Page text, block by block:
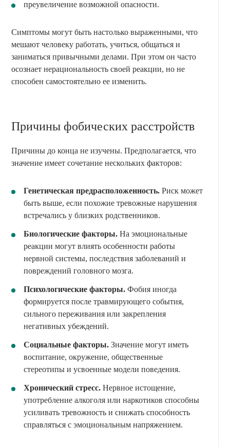
преувеличение возможной опасности.
Симптомы могут быть настолько выраженными, что
мешают человеку работать, учиться, общаться и
заниматься привычными делами. При этом он часто
осознает нерациональность своей реакции, но не
способен самостоятельно ее изменить.
Причины фобических расстройств
Причины до конца не изучены. Предполагается, что
значение имеет сочетание нескольких факторов:
Генетическая предрасположенность. Риск может
быть выше, если похожие тревожные нарушения
встречались у близких родственников.
Биологические факторы. На эмоциональные
реакции могут влиять особенности работы
нервной системы, последствия заболеваний и
повреждений головного мозга.
Психологические факторы. Фобия иногда
формируется после травмирующего события,
сильного переживания или закрепления
негативных убеждений.
Социальные факторы. Значение могут иметь
воспитание, окружение, общественные
стереотипы и усвоенные модели поведения.
Хронический стресс. Нервное истощение,
употребление алкоголя или наркотиков способны
усиливать тревожность и снижать способность
справляться с эмоциональным напряжением.